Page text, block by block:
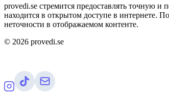
provedi.se стремится предоставлять точную
находится в открытом доступе в интернете.
неточности в отображаемом контенте.
© 2026 provedi.se